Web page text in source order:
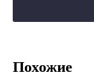
Похожие